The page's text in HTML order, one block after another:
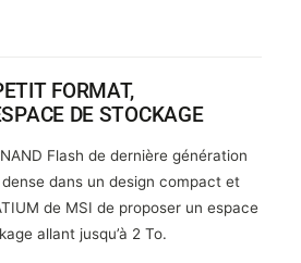
FORMAT,
DE STOCKAGE
Flash de dernière génération
dans un design compact et
de MSI de proposer un espace
allant jusqu’à 2 To.